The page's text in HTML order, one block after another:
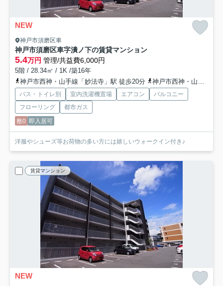
NEW
神戸市須磨区車
神戸市須磨区車字潰ノ下の賃貸マンション
5.4万円 管理/共益費6,000円
5階 / 28.34㎡ / 1K /築16年
神戸市西神・山手線「妙法寺」駅 徒歩20分
神戸市西神・山手線「名谷」駅 徒歩37分
バス・トイレ別 室内洗濯機置場 エアコン
バルコニー
フローリング
都市ガス
敷0 即入居可
洋服やシューズ等お荷物の多い方には嬉しいウォークイン付き♪
賃貸マンション
NEW